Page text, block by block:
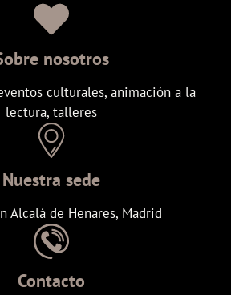
nosotros
culturales, animación a la
lectura, talleres
Nuestra sede
Alcalá de Henares, Madrid
Contacto